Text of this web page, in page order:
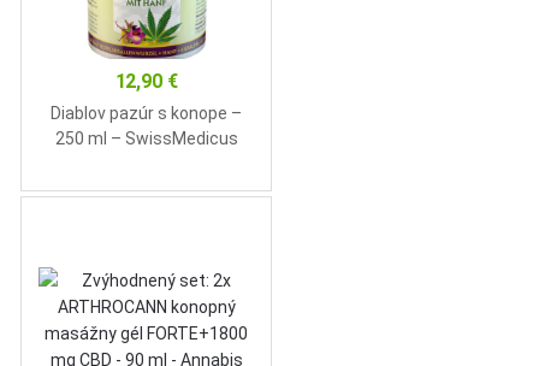
12,90 €
Diablov pazúr s konope –
250 ml – SwissMedicus